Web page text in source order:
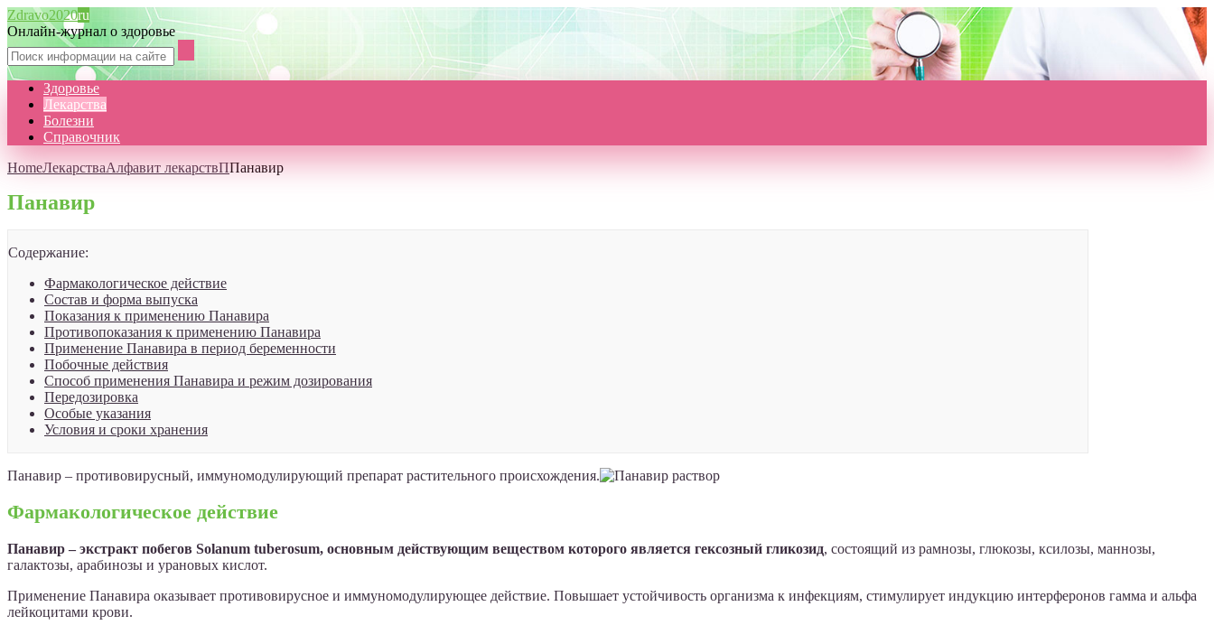
Zdravo2020ru
Онлайн-журнал о здоровье
Здоровье
Лекарства
Болезни
Справочник
HomeЛекарстваАлфавит лекарствППанавир
Панавир
Содержание:
Фармакологическое действие
Состав и форма выпуска
Показания к применению Панавира
Противопоказания к применению Панавира
Применение Панавира в период беременности
Побочные действия
Способ применения Панавира и режим дозирования
Передозировка
Особые указания
Условия и сроки хранения
Панавир – противовирусный, иммуномодулирующий препарат растительного происхождения.
Фармакологическое действие
Панавир – экстракт побегов Solanum tuberosum, основным действующим веществом которого является гексозный гликозид, состоящий из рамнозы, глюкозы, ксилозы, маннозы,
галактозы, арабинозы и урановых кислот.
Применение Панавира оказывает противовирусное и иммуномодулирующее действие. Повышает устойчивость организма к инфекциям, стимулирует индукцию интерферонов гамма и альфа
лейкоцитами крови.